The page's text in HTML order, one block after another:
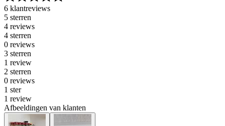
6 klantreviews
5 sterren
4 reviews
4 sterren
0 reviews
3 sterren
1 review
2 sterren
0 reviews
1 ster
1 review
Afbeeldingen van klanten